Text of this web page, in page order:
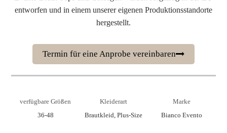
entworfen und in einem unserer eigenen Produktionsstandorte
hergestellt.
Termin für eine Anprobe vereinbaren
verfügbare Größen
36-48
Kleiderart
Brautkleid, Plus-Size
Marke
Bianco Evento